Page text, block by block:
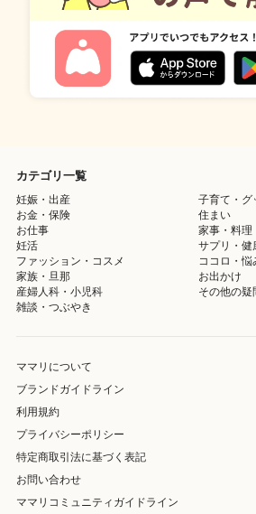
カテゴリ一覧
妊娠・出産
子育て・グ
お金・保険
住まい
お仕事
家事・料理
妊活
サプリ・健
ファッション・コスメ
ココロ・悩
家族・旦那
お出かけ
産婦人科・小児科
その他の疑
雑談・つぶやき
ママリについて
ブランドガイドライン
利用規約
プライバシーポリシー
特定商取引法に基づく表記
お問い合わせ
ママリコミュニティガイドライン